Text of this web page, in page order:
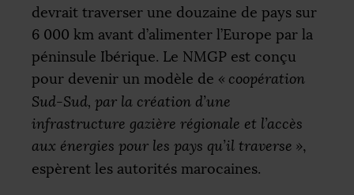
devrait traverser une douzaine de pays sur
6 000 km avant d’alimenter l’Europe par la
péninsule Ibérique. Le NMGP est conçu
pour devenir un modèle de « coopération
Sud-Sud, par la création d’une
infrastructure gazière régionale et l’accès
aux énergies pour les pays qu’il traverse »,
espèrent les autorités marocaines.